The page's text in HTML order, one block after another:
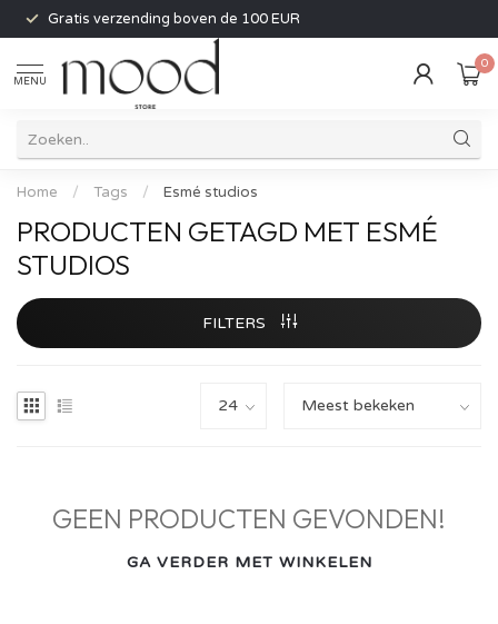
Gratis verzending boven de 100 EUR
MENU
0
Home / Tags / Esmé studios
PRODUCTEN GETAGD MET ESMÉ
STUDIOS
FILTERS
GEEN PRODUCTEN GEVONDEN!
GA VERDER MET WINKELEN